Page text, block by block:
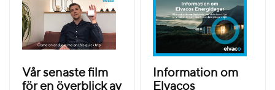
Vår senaste film
för en överblick av
Information om
Elvacos